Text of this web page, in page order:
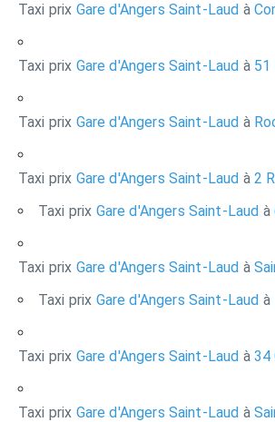
Taxi prix Gare d'Angers Saint-Laud à
Taxi prix Gare d'Angers Saint-Laud à51
Taxi prix Gare d'Angers Saint-Laud à
Taxi prix Gare d'Angers Saint-Laud à2
Taxi prix Gare d'Angers Saint-Laud à
Taxi prix Gare d'Angers Saint-Laud à
Taxi prix Gare d'Angers Saint-Laud à
Taxi prix Gare d'Angers Saint-Laud à34
Taxi prix Gare d'Angers Saint-Laud à